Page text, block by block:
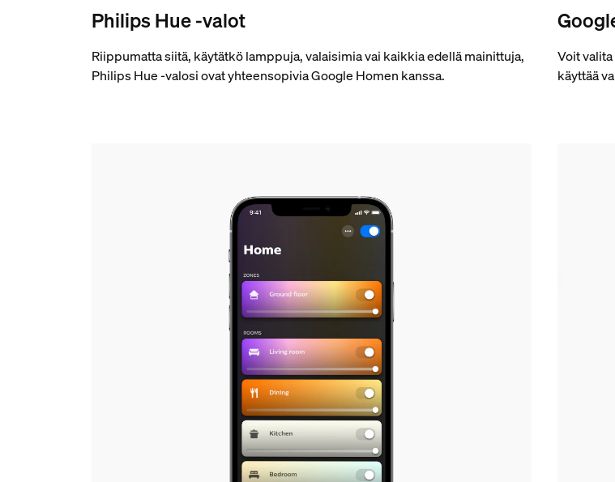
Philips Hue -valot
Riippumatta siitä, käytätkö lamppuja, valaisimia vai kaikkia edellä mainittuja,
Philips Hue -valosi ovat yhteensopivia Google Homen kanssa.
Voit
käyttää